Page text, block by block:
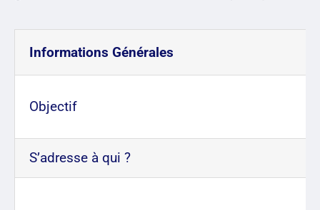
Informations Générales
Objectif
S’adresse à qui ?